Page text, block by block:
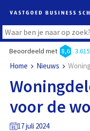
Beoordeeld met 8,6
Home Nieuws
voor de
17 juli 2024